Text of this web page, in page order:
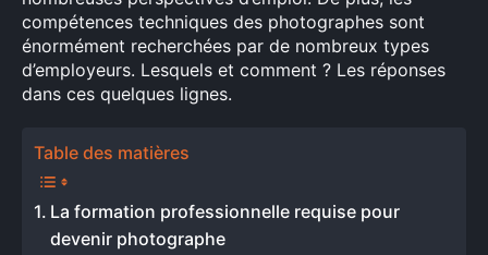
compétences techniques des photographes sont
énormément recherchées par de nombreux types
d’employeurs. Lesquels et comment ? Les réponses
dans ces quelques lignes.
Table des matières
La formation professionnelle requise pour
devenir photographe